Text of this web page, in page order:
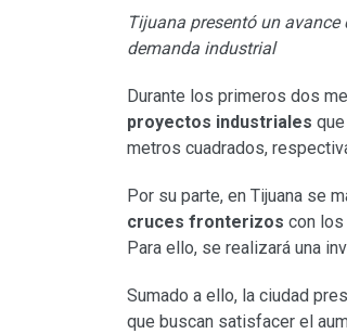
Tijuana presentó un
demanda industrial
Durante los primeros dos
proyectos industriales
metros cuadrados,
Por su parte, en Tijuana se
cruces fronterizos con los
Para ello, se realizará una
Sumado a ello, la ciudad
que buscan satisfacer el